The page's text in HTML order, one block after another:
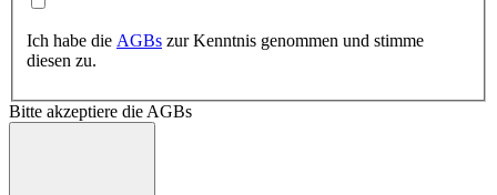
Ich habe die AGBs zur Kenntnis genommen und stimme
diesen zu.
Bitte akzeptiere die AGBs